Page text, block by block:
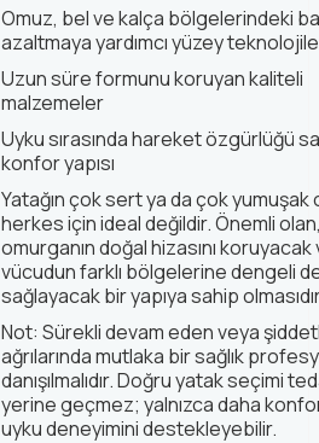
Omuz, bel ve kalça bölgelerindeki
azaltmaya yardımcı yüzey
Uzun süre formunu koruyan kaliteli
malzemeler
Uyku sırasında hareket özgürlüğü
konfor yapısı
Yatağın çok sert ya da çok yumuşak
herkes için ideal değildir. Önemli
omurganın doğal hizasını koruyacak
vücudun farklı bölgelerine dengeli
sağlayacak bir yapıya sahip
Not: Sürekli devam eden veya
ağrılarında mutlaka bir sağlık
danışılmalıdır. Doğru yatak seçimi
yerine geçmez; yalnızca daha
uyku deneyimini destekleyebilir.